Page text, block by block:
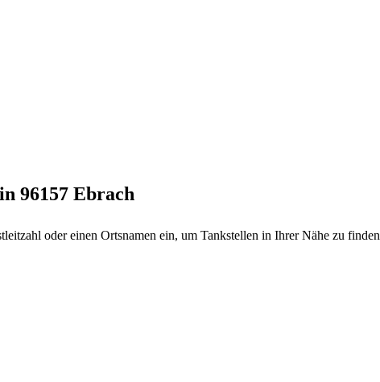
96157 Ebrach
oder einen Ortsnamen ein, um Tankstellen in Ihrer Nähe zu finden